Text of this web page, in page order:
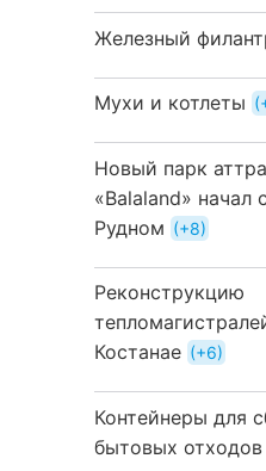
Железный
Мухи и котлеты
Новый парк
«Balaland» начал
Рудном
+8
Реконструкцию
Костанае
+6
Контейнеры для
бытовых отходов